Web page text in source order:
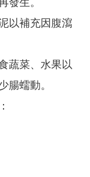
發生。
以補充因腹瀉
蔬菜、水果以
腸蠕動。